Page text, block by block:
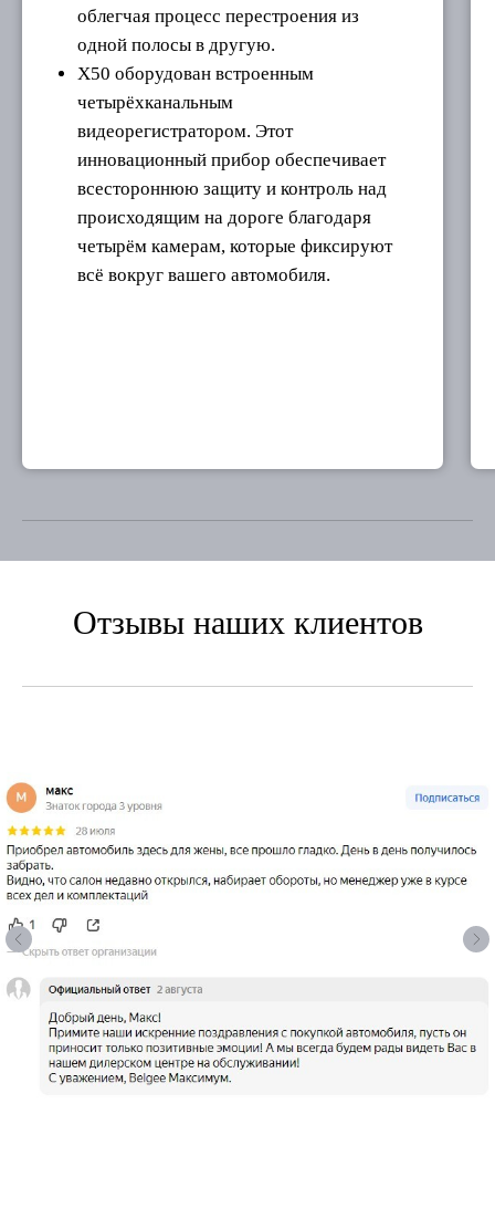
облегчая процесс перестроения из
одной полосы в другую.
X50 оборудован встроенным
четырёхканальным
видеорегистратором. Этот
инновационный прибор обеспечивает
всестороннюю защиту и контроль над
происходящим на дороге благодаря
четырём камерам, которые фиксируют
всё вокруг вашего автомобиля.
Отзывы наших клиентов